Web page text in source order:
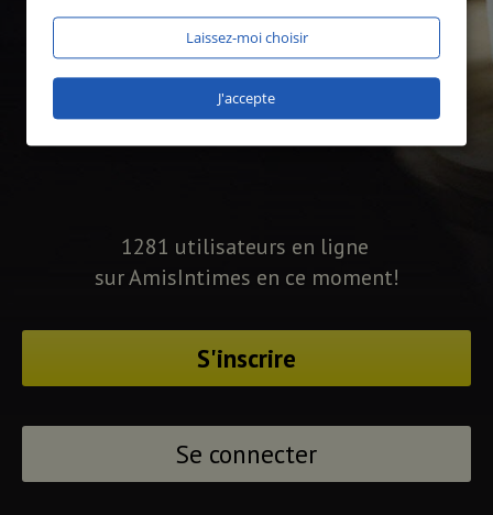
1281 utilisateurs en ligne
sur AmisIntimes en ce moment!
S'inscrire
Se connecter
Laissez-moi choisir
J'accepte